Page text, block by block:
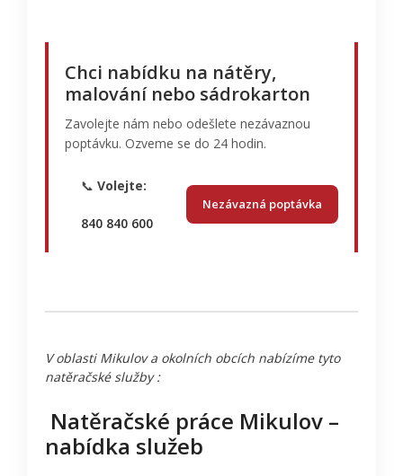
Chci nabídku na nátěry,
malování nebo sádrokarton
Zavolejte nám nebo odešlete nezávaznou
poptávku. Ozveme se do 24 hodin.
📞Volejte:
840 840 600
Nezávazná poptávka
V oblasti Mikulov a okolních obcích nabízíme tyto
natěračské služby :
Natěračské práce Mikulov –
nabídka služeb